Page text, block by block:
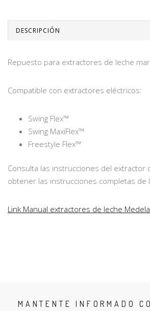
DESCRIPCIÓN
Repuesto para extractores de leche
Compatible con extractores eléctricos:
Swing Flex™
Swing MaxiFlex™
Freestyle Flex™
Consulta las instrucciones del extractor
obtener las instrucciones completas de
Link Manual extractores de leche Medela
MANTENTE INFORMADO